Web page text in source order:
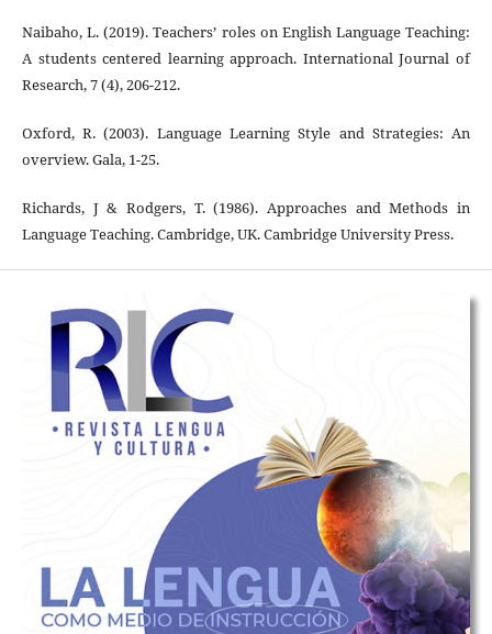
Naibaho, L. (2019). Teachers’ roles on English Language Teaching:
A students centered learning approach. International Journal of
Research, 7 (4), 206-212.
Oxford, R. (2003). Language Learning Style and Strategies: An
overview. Gala, 1-25.
Richards, J & Rodgers, T. (1986). Approaches and Methods in
Language Teaching. Cambridge, UK. Cambridge University Press.